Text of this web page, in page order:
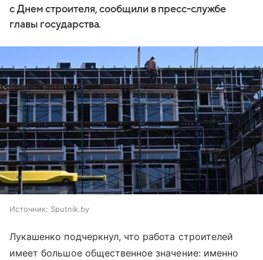
с Днем строителя, сообщили в пресс-службе
главы государства.
Источник: Sputnik.by
Лукашенко подчеркнул, что работа строителей
имеет большое общественное значение: именно